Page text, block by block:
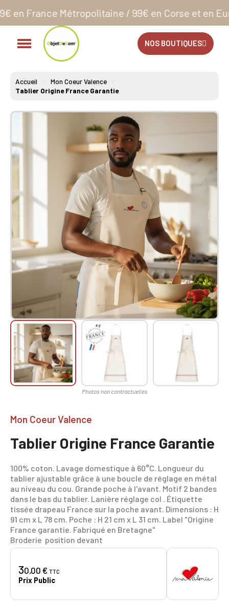
/ 99€ en Corse et en Europe**
NOS BOUTIQUES
Accueil
Mon Coeur Valence
Tablier Origine France Garantie
Mon Coeur Valence
Tablier Origine France Garantie
100% coton. Lavage domestique à 60°C. Longueur du
tablier ajustable grâce à une boucle de réglage en métal
au niveau du cou. Grande poche à l'avant. Motif 2 bandes
dans le bas du tablier. Lanière réglage col . Étiquette
tissée drapeau France sur la poche avant. Dimensions : H
91 cm x L 78 cm. Poche : H 21 cm x L 31 cm. Label "Origine
France garantie. Fabriqué en Bretagne"
Broderie position devant
30,00 € TTC
Prix Public